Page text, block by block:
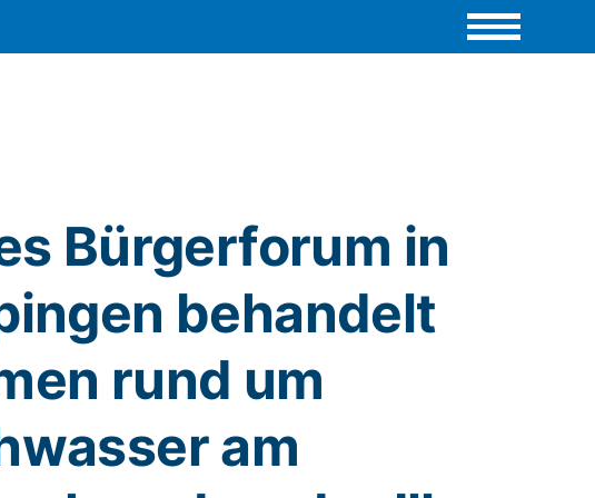
Bürgerforum in
behandelt
rund um
am